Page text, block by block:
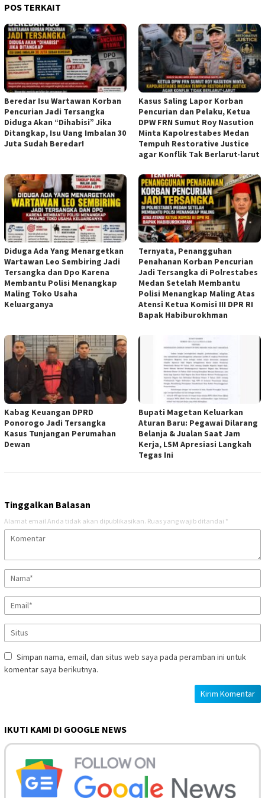
POS TERKAIT
Beredar Isu Wartawan Korban
Pencurian Jadi Tersangka
Diduga Akan “Dihabisi” Jika
Ditangkap, Isu Uang Imbalan 30
Juta Sudah Beredar!
Kasus Saling Lapor Korban
Pencurian dan Pelaku, Ketua
DPW FRN Sumut Roy Nasution
Minta Kapolrestabes Medan
Tempuh Restorative Justice
agar Konflik Tak Berlarut-larut
Diduga Ada Yang Menargetkan
Wartawan Leo Sembiring Jadi
Tersangka dan Dpo Karena
Membantu Polisi Menangkap
Maling Toko Usaha
Keluarganya
Ternyata, Penangguhan
Penahanan Korban Pencurian
Jadi Tersangka di Polrestabes
Medan Setelah Membantu
Polisi Menangkap Maling Atas
Atensi Ketua Komisi III DPR RI
Bapak Habiburokhman
Kabag Keuangan DPRD
Ponorogo Jadi Tersangka
Kasus Tunjangan Perumahan
Dewan
Bupati Magetan Keluarkan
Aturan Baru: Pegawai Dilarang
Belanja & Jualan Saat Jam
Kerja, LSM Apresiasi Langkah
Tegas Ini
Tinggalkan Balasan
Alamat email Anda tidak akan dipublikasikan. Ruas yang wajib ditandai *
Simpan nama, email, dan situs web saya pada peramban ini untuk
komentar saya berikutnya.
IKUTI KAMI DI GOOGLE NEWS